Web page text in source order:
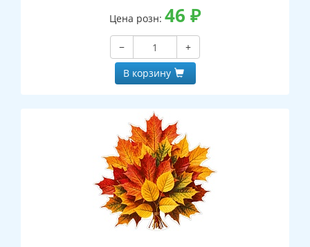
Цена розн: 46 ₽
−
+
В корзину